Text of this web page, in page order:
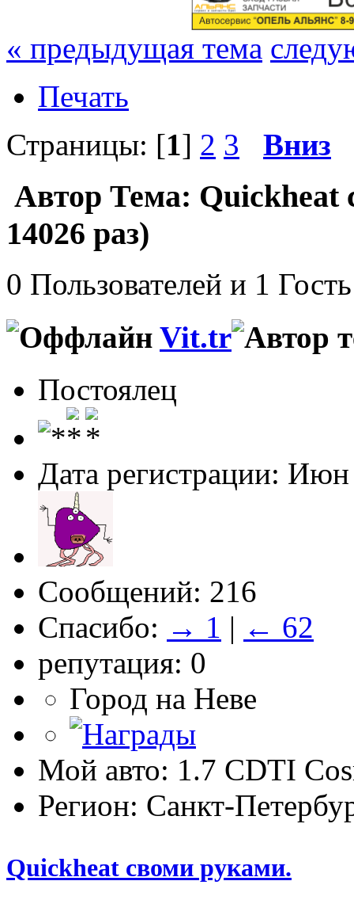
« предыдущая тема
Печать
Страницы: [1] 2 3 Вниз
Автор Тема: Quickheat
14026 раз)
0 Пользователей и 1
Vit.tr
Постоялец
Дата регистрации:
Сообщений: 216
Спасибо: → 1 | ← 62
репутация: 0
Город на Неве
Мой авто: 1.7 CDTI
Регион: Санкт-
Quickheat своми руками.